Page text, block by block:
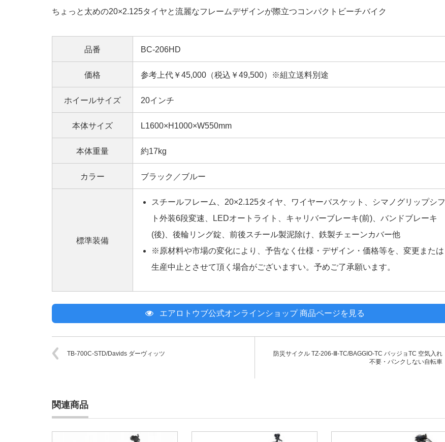
ちょっと太めの20×2.125タイヤと流麗なフレームデザインが際立つコンパクトビーチバイク
品番 BC-206HD
価格 参考上代￥45,000（税込￥49,500）※組立送料別途
ホイールサイズ 20インチ
本体サイズ L1600×H1000×W550mm
本体重量 約17kg
カラー ブラック／ブルー
標準装備
スチールフレーム、20×2.125タイヤ、ワイヤーバスケット、シマノグリップシフ
ト外装6段変速、LEDオートライト、キャリバーブレーキ(前)、バンドブレーキ
(後)、後輪リング錠、前後スチール製泥除け、鉄製チェーンカバー他
※原材料や市場の変化により、予告なく仕様・デザイン・価格等を、変更または
生産中止とさせて頂く場合がございますい。予めご了承願います。
エアロトウブ公式オンラインショップ 商品ページを見る
TB-700C-STD/Davids ダーヴィッツ
防災サイクル TZ-206-Ⅲ-TC/BAGGIO-TC バッジョTC 空気入れ
不要・パンクしない自転車
関連商品